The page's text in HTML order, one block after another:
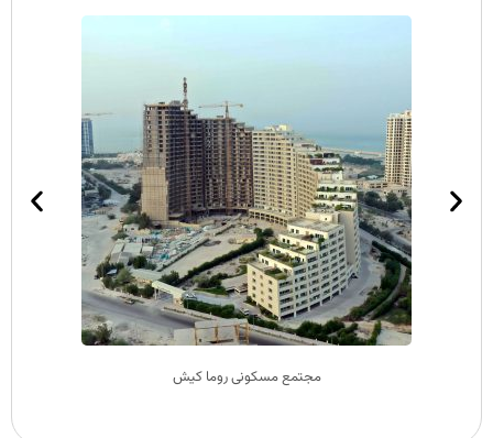
مجتمع مسکونی روما کیش